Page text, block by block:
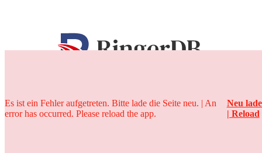
25 Jahre
Es ist ein Fehler aufgetreten. Bitte lade die Seite neu. | An
error has occurred. Please reload the app.
Neu
| Reload